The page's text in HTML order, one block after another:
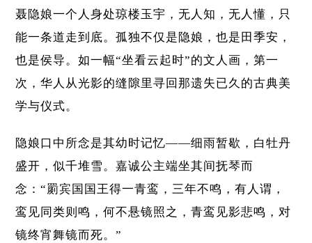
聂隐娘一个人身处琼楼玉宇，无人知，无人懂，只
能一条道走到底。孤独不仅是隐娘，也是田季安，
也是侯导。如一幅“坐看云起时”的文人画，第一
次，华人从光影的缝隙里寻回那遗失已久的古典美
学与仪式。
隐娘口中所念是其幼时记忆——细雨暂歇，白牡丹
盛开，似千堆雪。嘉诚公主端坐其间抚琴而
念：“罽宾国国王得一青鸾，三年不鸣，有人谓，
鸾见同类则鸣，何不悬镜照之，青鸾见影悲鸣，对
镜终宵舞镜而死。”